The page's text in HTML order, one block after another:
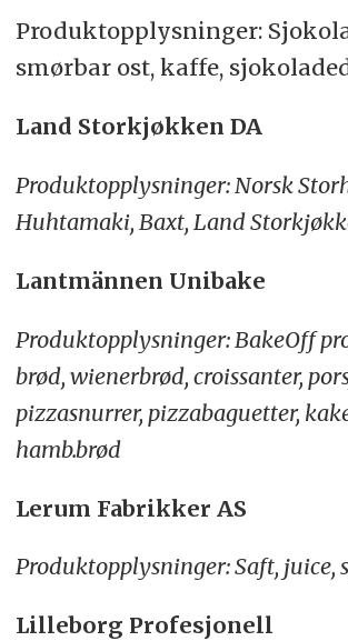
Produktopplysninger:
smørbar ost, kaffe,
Land Storkjøkken DA
Produktopplysninger: Norsk
Huhtamaki, Baxt, Land
Lantmännen Unibake
Produktopplysninger: BakeOff
brød, wienerbrød, croissanter,
pizzasnurrer, pizzabaguetter,
hamb.brød
Lerum Fabrikker AS
Produktopplysninger: Saft, juice,
Lilleborg Profesjonell